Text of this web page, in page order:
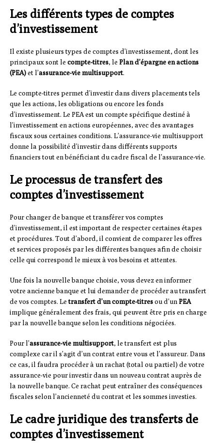
Les différents types de comptes
d’investissement
Il existe plusieurs types de comptes d’investissement, dont les
principaux sont le compte-titres, le Plan d’épargne en actions
(PEA)et l’assurance-vie multisupport.
Le compte-titres permet d’investir dans divers placements tels
que les actions, les obligations ou encore les fonds
d’investissement. Le PEA est un compte spécifique destiné à
l’investissement en actions européennes, avec des avantages
fiscaux sous certaines conditions. L’assurance-vie multisupport
donne la possibilité d’investir dans différents supports
financiers tout en bénéficiant du cadre fiscal de l’assurance-vie.
Le processus de transfert des
comptes d’investissement
Pour changer de banque et transférer vos comptes
d’investissement, il est important de respecter certaines étapes
et procédures. Tout d’abord, il convient de comparer les offres
et services proposés par les différentes banques afin de choisir
celle qui correspond le mieux à vos besoins et attentes.
Une fois la nouvelle banque choisie, vous devez en informer
votre ancienne banque et lui demander de procéder au transfert
de vos comptes. Letransfert d’un compte-titresou d’unPEA
implique généralement des frais, qui peuvent être pris en charge
par la nouvelle banque selon les conditions négociées.
Pour l’assurance-vie multisupport, le transfert est plus
complexe car il s’agit d’un contrat entre vous et l’assureur. Dans
ce cas, il faudra procéder à un rachat (total ou partiel) de votre
assurance-vie pour investir dans un nouveau contrat auprès de
la nouvelle banque. Ce rachat peut entraîner des conséquences
fiscales selon l’ancienneté du contrat et les sommes investies.
Le cadre juridique des transferts de
comptes d’investissement